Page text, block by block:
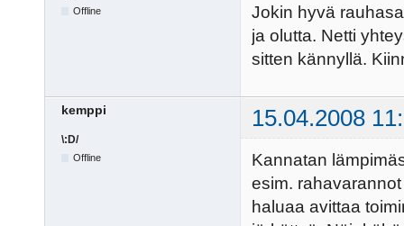
Offline
Jokin hyvä
ja olutta. Netti
sitten kännyllä.
kemppi 15.04.2008
\:D/
Offline
Kannatan
esim.
haluaa avittaa